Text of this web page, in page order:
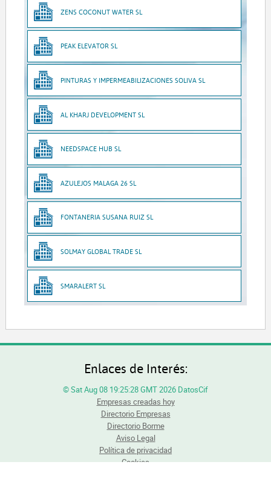
ZENS COCONUT WATER SL
PEAK ELEVATOR SL
PINTURAS Y IMPERMEABILIZACIONES SOLIVA SL
AL KHARJ DEVELOPMENT SL
NEEDSPACE HUB SL
AZULEJOS MALAGA 26 SL
FONTANERIA SUSANA RUIZ SL
SOLMAY GLOBAL TRADE SL
SMARALERT SL
Enlaces de Interés:
© Sat Aug 08 19:25:28 GMT 2026 DatosCif
Empresas creadas hoy
Directorio Empresas
Directorio Borme
Aviso Legal
Política de privacidad
Cookies